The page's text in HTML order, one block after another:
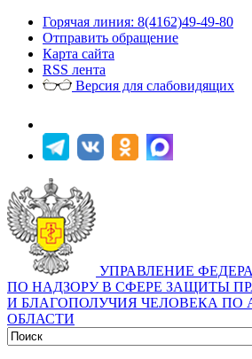
Горячая линия: 8(4162)49-49-80
Отправить обращение
Карта сайта
RSS лента
Версия для слабовидящих
УПРАВЛЕНИЕ
ПО НАДЗОРУ В СФЕРЕ ЗАЩИТЫ
И БЛАГОПОЛУЧИЯ ЧЕЛОВЕКА ПО
ОБЛАСТИ